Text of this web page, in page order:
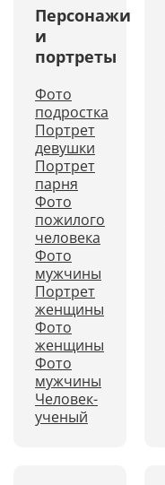
Персонажи
и
портреты
Фото
подростка
Портрет
девушки
Портрет
парня
Фото
пожилого
человека
Фото
мужчины
Портрет
женщины
Фото
женщины
Фото
мужчины
Человек-
ученый